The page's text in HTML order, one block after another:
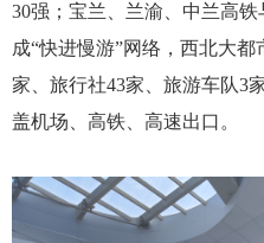
30强；宝兰、兰渝、中兰高
成“快进慢游”网络 ，西北大都
家、旅行社43家、旅游车队3
盖机场、高铁、高速出口。